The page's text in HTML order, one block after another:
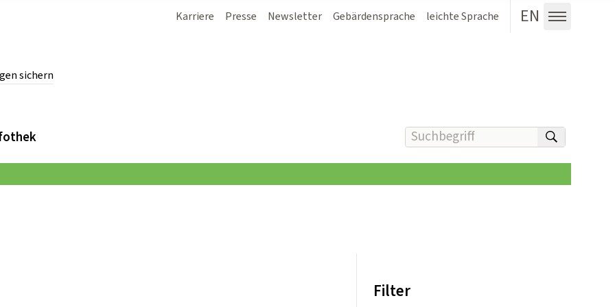
sichern
Karriere Presse Newsletter Gebärdensprache leichte Sprache EN
Menü
Suchbegriff(e) eingeben
Filter